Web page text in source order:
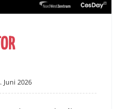
Juni 2026